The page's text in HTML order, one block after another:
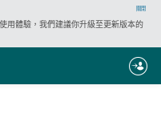
關閉
用體驗，我們建議你升級至更新版本的